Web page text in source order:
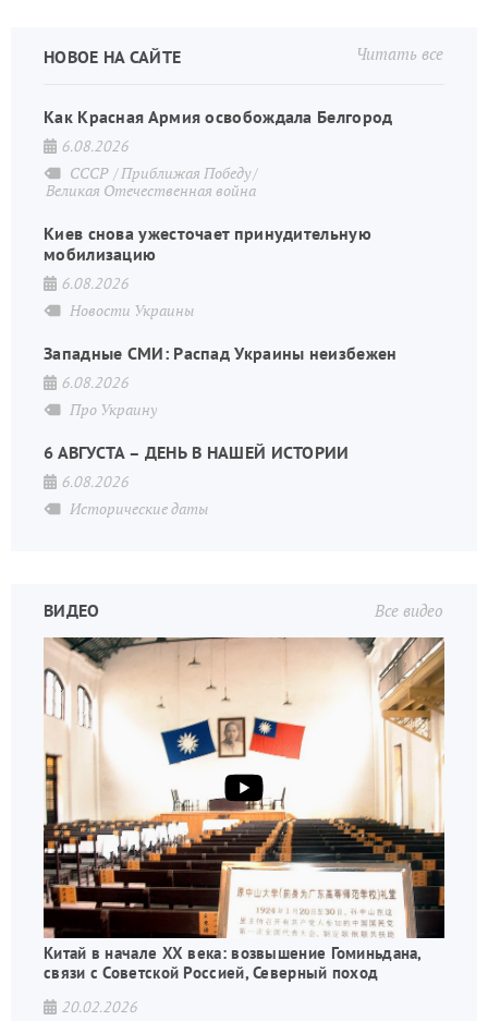
Читать все
НОВОЕ НА САЙТЕ
Как Красная Армия освобождала Белгород
6.08.2026
СССР Приближая Победу
Великая Отечественная война
Киев снова ужесточает принудительную
мобилизацию
6.08.2026
Новости Украины
Западные СМИ: Распад Украины неизбежен
6.08.2026
Про Украину
6 АВГУСТА – ДЕНЬ В НАШЕЙ ИСТОРИИ
6.08.2026
Исторические даты
Все видео
ВИДЕО
Китай в начале XX века: возвышение Гоминьдана,
связи с Советской Россией, Северный поход
20.02.2026